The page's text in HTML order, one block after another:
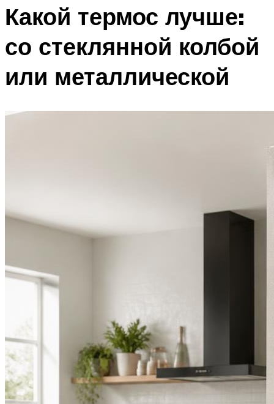
Какой термос лучше:
со стеклянной колбой
или металлической